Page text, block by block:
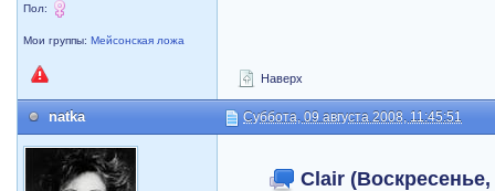
Пол:
Мои группы:Мейсонская ложа
Наверх
natka Суббота, 09 августа 2008, 11:45:51
Clair